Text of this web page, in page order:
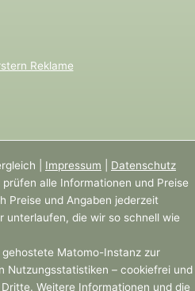
| Impressum
Datenschutz
alle Informationen und Preise
Preise und Angaben jederzeit
unterlaufen, die wir so schnell wie
Matomo-Instanz zur
Nutzungsstatistiken – cookiefrei und
Weitere Informationen und die